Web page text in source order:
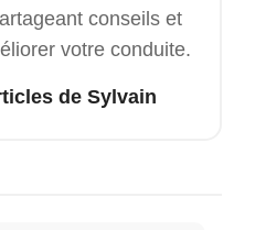
conseils et
votre conduite.
de Sylvain